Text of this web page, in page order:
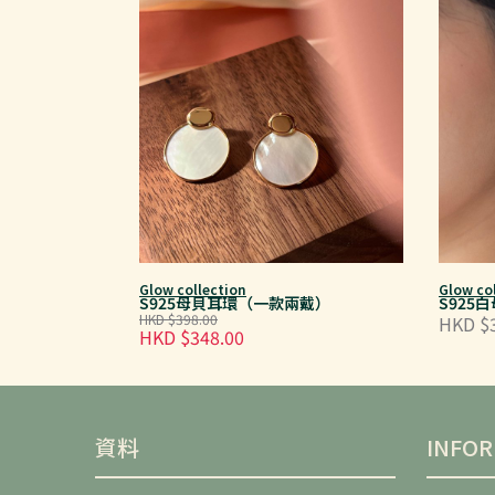
Glow collection
S925母貝耳環（一款兩戴）
HKD $398.00
HKD $348.00
Glow
S925
HKD
資料